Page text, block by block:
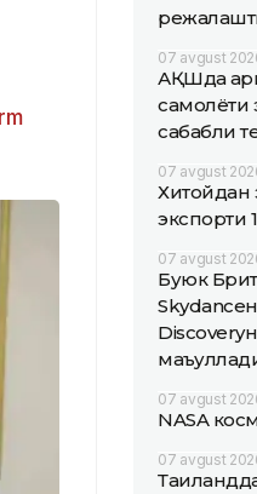
07 avgust
АҚШда
самолёти
сабабли
07 avgust
Хитойдан
экспорти
07 avgust
Буюк
07 avgust
NASA
07 avgust
Таиландда